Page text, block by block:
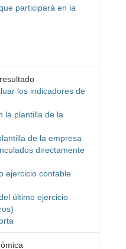
participará en la
los indicadores de
la plantilla de la
de la empresa
directamente
ejercicio contable
último ejercicio